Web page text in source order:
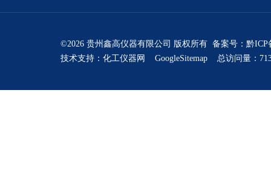
©2026 贵州鑫高仪器有限公司 版权所有 备案号： 黔ICP
技术支持： 化工仪器网 GoogleSitemap 总访问量：